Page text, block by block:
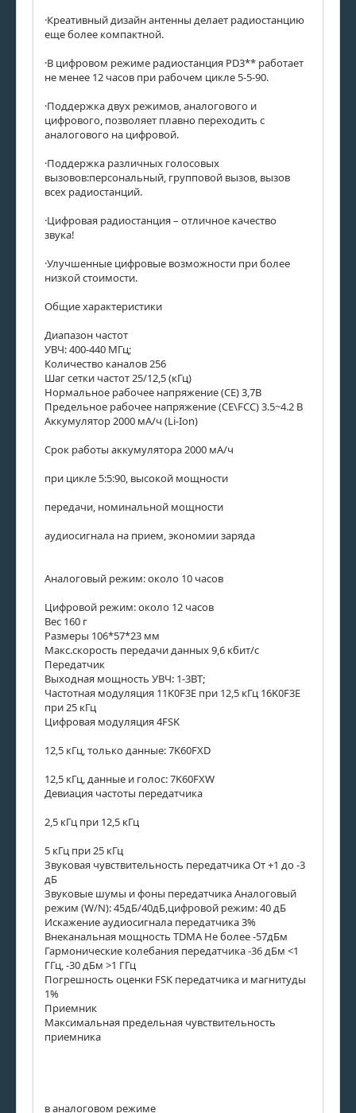
·Креативный дизайн антенны делает радиостанцию
еще более компактной.
·В цифровом режиме радиостанция PD3** работает
не менее 12 часов при рабочем цикле 5-5-90.
·Поддержка двух режимов, аналогового и
цифрового, позволяет плавно переходить с
аналогового на цифровой.
·Поддержка различных голосовых
вызовов:персональный, групповой вызов, вызов
всех радиостанций.
·Цифровая радиостанция – отличное качество
звука!
·Улучшенные цифровые возможности при более
низкой стоимости.
Общие характеристики
Диапазон частот
УВЧ: 400-440 МГц;
Количество каналов 256
Шаг сетки частот 25/12,5 (кГц)
Нормальное рабочее напряжение (CE) 3,7В
Предельное рабочее напряжение (CE\FCC) 3.5~4.2 В
Аккумулятор 2000 мА/ч (Li-Ion)
Срок работы аккумулятора 2000 мА/ч
при цикле 5:5:90, высокой мощности
передачи, номинальной мощности
аудиосигнала на прием, экономии заряда
Аналоговый режим: около 10 часов
Цифровой режим: около 12 часов
Вес 160 г
Размеры 106*57*23 мм
Макс.скорость передачи данных 9,6 кбит/с
Передатчик
Выходная мощность УВЧ: 1-3ВТ;
Частотная модуляция 11K0F3E при 12,5 кГц 16K0F3E
при 25 кГц
Цифровая модуляция 4FSK
12,5 кГц, только данные: 7K60FXD
12,5 кГц, данные и голос: 7K60FXW
Девиация частоты передатчика
2,5 кГц при 12,5 кГц
5 кГц при 25 кГц
Звуковая чувствительность передатчика От +1 до -3
дБ
Звуковые шумы и фоны передатчика Аналоговый
режим (W/N): 45дБ/40дБ,цифровой режим: 40 дБ
Искажение аудиосигнала передатчика 3%
Внеканальная мощность TDMA Не более -57дБм
Гармонические колебания передатчика -36 дБм <1
ГГц, -30 дБм >1 ГГц
Погрешность оценки FSK передатчика и магнитуды
1%
Приемник
Максимальная предельная чувствительность
приемника
в аналоговом режиме